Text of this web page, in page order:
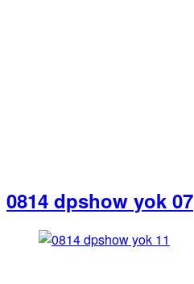
0814 dpshow yok 07